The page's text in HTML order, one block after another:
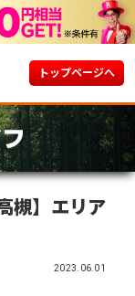
トップページへ
槻】エリア
2023.06.01